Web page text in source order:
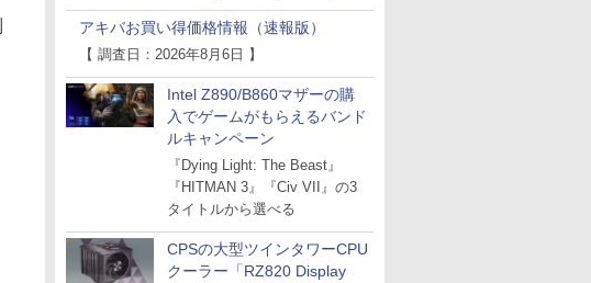
Keychronから
アキバお買い得価格情報（速報版）
【 調査日：2026年8月6日 】
Intel Z890/B860マザーの購
入でゲームがもらえるバンド
ルキャンペーン
『Dying Light: The Beast』
『HITMAN 3』『Civ VII』の3
タイトルから選べる
CPSの大型ツインタワーCPU
クーラー「RZ820 Display